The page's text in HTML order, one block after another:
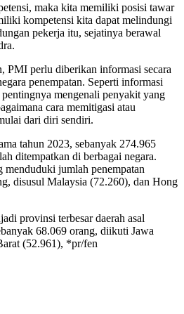
maka kita memiliki posisi tawar
kompetensi kita dapat melindungi
pekerja itu, sejatinya berawal
PMI perlu diberikan informasi secara
penempatan. Seperti informasi
mengenali penyakit yang
cara memitigasi atau
dari diri sendiri.
tahun 2023, sebanyak 274.965
ditempatkan di berbagai negara.
menduduki jumlah penempatan
disusul Malaysia (72.260), dan Hong
provinsi terbesar daerah asal
68.069 orang, diikuti Jawa
(52.961), *pr/fen